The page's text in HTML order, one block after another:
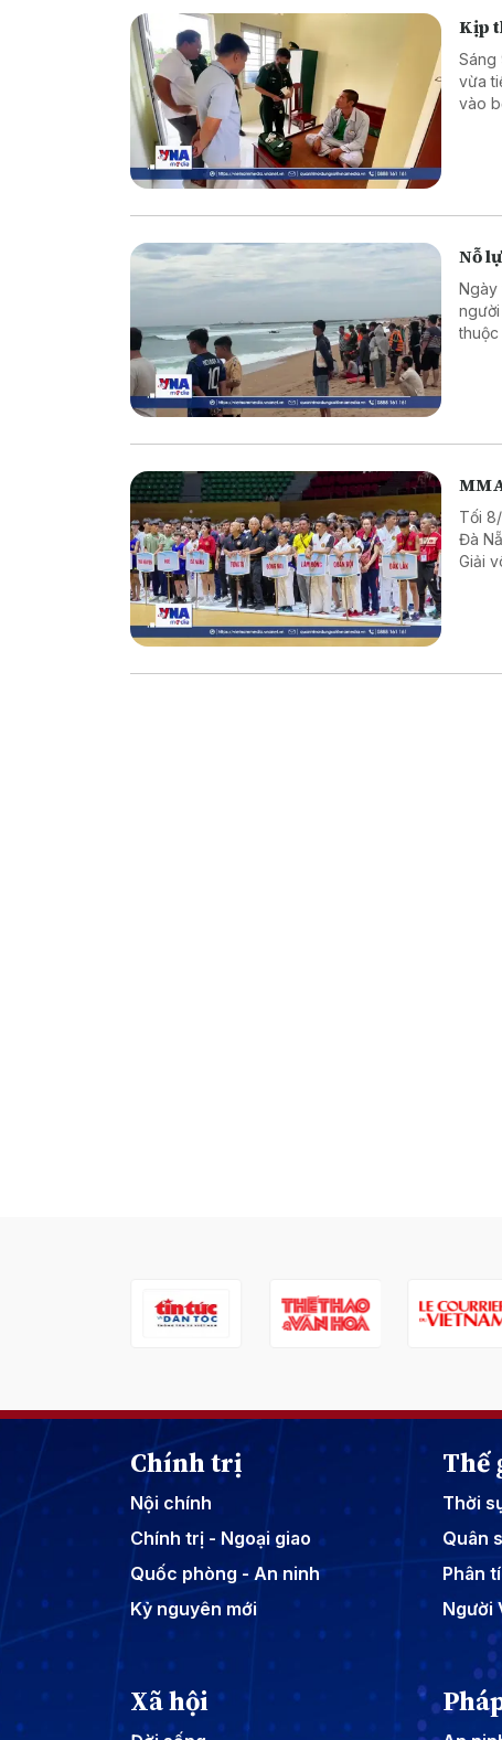
Kịp
Sáng
vừa
vào
Nỗ
Ngày
Tối
Đà
Giải
Chính trị
Nội chính
Chính trị - Ngoại giao
Quốc phòng - An ninh
Kỷ nguyên mới
Thế
Thời
Quân
Phân
Người
Xã hội